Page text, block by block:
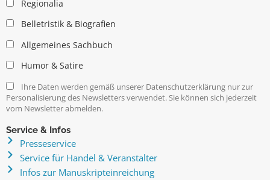
Regionalia
Belletristik & Biografien
Allgemeines Sachbuch
Humor & Satire
Ihre Daten werden gemäß unserer Datenschutzerklärung nur zur
Personalisierung des Newsletters verwendet. Sie können sich jederzeit
vom Newsletter abmelden.
Service & Infos
Presseservice
Service für Handel & Veranstalter
Infos zur Manuskripteinreichung